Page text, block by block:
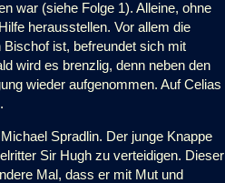
war (siehe Folge 1). Alleine, ohne
herausstellen. Vor allem die
ist, befreundet sich mit
wird es brenzlig, denn neben den
wieder aufgenommen. Auf Celias
Spradlin. Der junge Knappe
Sir Hugh zu verteidigen. Dieser
Mal, dass er mit Mut und